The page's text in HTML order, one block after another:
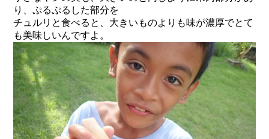
り、ぷるぷるした部分を
チュルリと食べると、大きいものよりも味が濃厚でとて
も美味しいんですよ。